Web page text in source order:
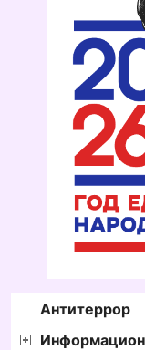
Антитеррор